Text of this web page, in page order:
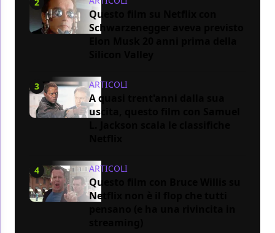
Questo film su Netflix con
Schwarzenegger aveva previsto
3 ARTICOLI
A quasi trent'anni dalla sua
uscita, questo film con Samuel
4 ARTICOLI
Questo film con Bruce Willis su
Netflix non è il flop che tutti